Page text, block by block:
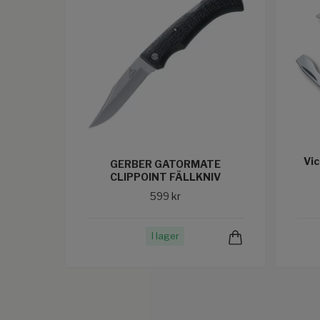
GERBER GATORMATE
CLIPPOINT FÄLLKNIV
599 kr
I lager